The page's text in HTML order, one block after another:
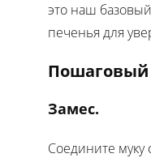
это наш
печенья для
Пошаговый
Замес.
Соедините муку